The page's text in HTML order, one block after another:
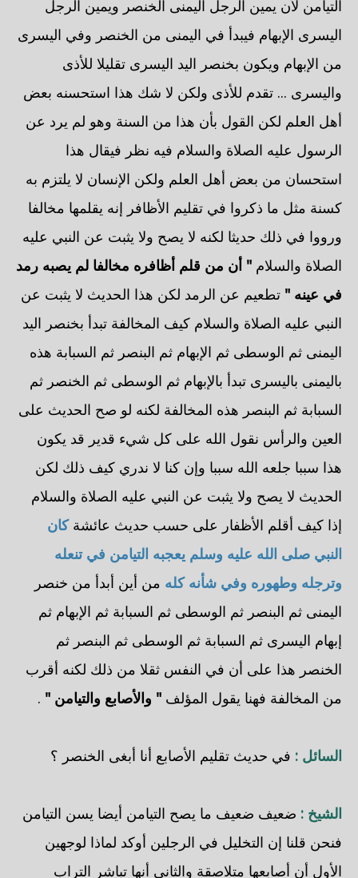
التيامن لأن يمين الرجل اليمنى الخنصر ويمين الرجل
اليسرى الإبهام فيبدأ في اليمنى من الخنصر وفي اليسرى
من الإبهام ويكون بخنصر اليد اليسرى تقليلا للأذى
واليسرى ... تقدم للأذى ولكن لا شك هذا استحسنه بعض
أهل العلم لكن القول بأن هذا من السنة وهو لم يرد عن
الرسول عليه الصلاة والسلام فيه نظر فيقال هذا
استحسان من بعض أهل العلم ولكن الإنسان لا يلتزم به
كسنة مثل ما ذكروا في تقليم الأظافر إنه يقلمها مخالفا
ورووا في ذلك حديثا لكنه لا يصح ولا يثبت عن النبي عليه
الصلاة والسلام " أن من قلم أظافره مخالفا لم يصبه رمد
في عينه " تطعيم عن الرمد لكن هذا الحديث لا يثبت عن
النبي عليه الصلاة والسلام كيف المخالفة تبدأ بخنصر اليد
اليمنى ثم الوسطى ثم الإبهام ثم البنصر ثم السبابة هذه
باليمنى باليسرى تبدأ بالإبهام ثم الوسطى ثم الخنصر ثم
السبابة ثم البنصر هذه المخالفة لكنه لو صح الحديث على
العين والرأس نقول الله على كل شيء قدير قد يكون
هذا سببا جلعه الله سببا وإن كنا لا ندري كيف ذلك لكن
الحديث لا يصح ولا يثبت عن النبي عليه الصلاة والسلام
إذا كيف أقلم الأظفار على حسب حديث عائشةكان
النبي صلى الله عليه وسلم يعجبه التيامن في تنعله
وترجله وطهوره وفي شأنه كله من أين أبدأ من خنصر
اليمنى ثم البنصر ثم الوسطى ثم السبابة ثم الإبهام ثم
إبهام اليسرى ثم السبابة ثم الوسطى ثم البنصر ثم
الخنصر هذا على أن في النفس ثقلا من ذلك لكنه أقرب
من المخالفة فهنا يقول المؤلف " والأصابع والتيامن " .
السائل : في حديث تقليم الأصابع أنا أبغى الخنصر ؟
الشيخ : ضعيف ضعيف ما يصح التيامن أيضا يسن التيامن
فنحن قلنا إن التخليل في الرجلين أوكد لماذا لوجهين
الأول أن أصابعها متلاصقة والثاني أنها تباشر التراب